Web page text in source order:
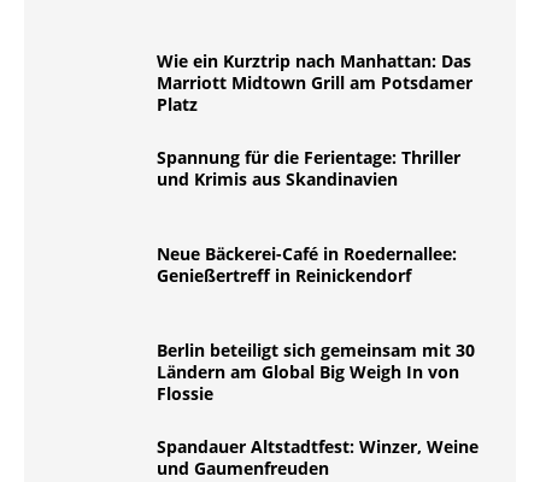
Wie ein Kurztrip nach Manhattan: Das
Marriott Midtown Grill am Potsdamer
Platz
Spannung für die Ferientage: Thriller
und Krimis aus Skandinavien
Neue Bäckerei-Café in Roedernallee:
Genießertreff in Reinickendorf
Berlin beteiligt sich gemeinsam mit 30
Ländern am Global Big Weigh In von
Flossie
Spandauer Altstadtfest: Winzer, Weine
und Gaumenfreuden